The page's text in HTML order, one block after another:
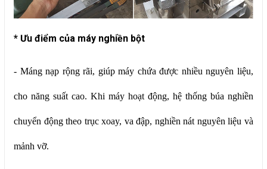
* Ưu điểm của máy nghiền bột
- Máng nạp rộng rãi, giúp máy chứa được nhiều nguyên liệu,
cho năng suất cao. Khi máy hoạt động, hệ thống búa nghiền
chuyển động theo trục xoay, va đập, nghiền nát nguyên liệu và
mảnh vỡ.